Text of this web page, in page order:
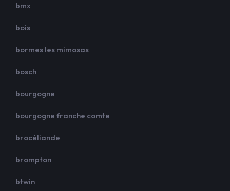
bmx
bois
bormes les mimosas
bosch
bourgogne
bourgogne franche comte
brocéliande
brompton
btwin